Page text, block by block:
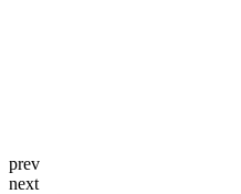
prev
next